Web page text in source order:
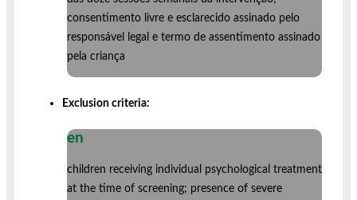
consentimento livre e esclarecido assinado pelo
responsável legal e termo de assentimento assinado
pela criança
Exclusion criteria:
en
children receiving individual psychological treatment
at the time of screening; presence of severe